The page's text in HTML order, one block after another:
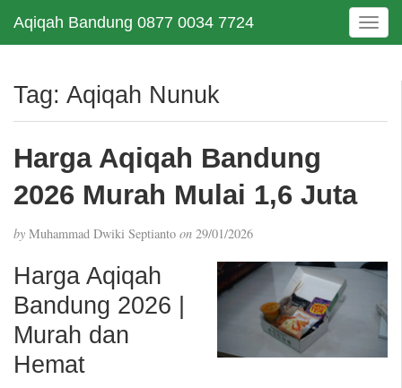
Aqiqah Bandung 0877 0034 7724
T
o
e
t
Tag: Aqiqah Nunuk
Harga Aqiqah Bandung
2026 Murah Mulai 1,6 Juta
by Muhammad Dwiki Septianto on 29/01/2026
Harga Aqiqah
Bandung 2026 |
Murah dan
Hemat